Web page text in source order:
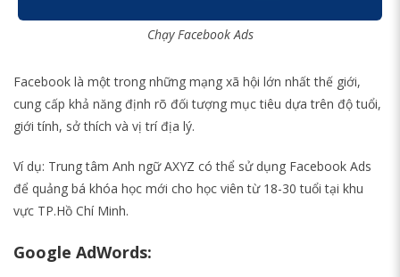
Chạy Facebook Ads
Facebook là một trong những mạng xã hội lớn nhất thế giới,
cung cấp khả năng định rõ đối tượng mục tiêu dựa trên độ tuổi,
giới tính, sở thích và vị trí địa lý.
Ví dụ: Trung tâm Anh ngữ AXYZ có thể sử dụng Facebook Ads
để quảng bá khóa học mới cho học viên từ 18-30 tuổi tại khu
vực TP.Hồ Chí Minh.
Google AdWords: